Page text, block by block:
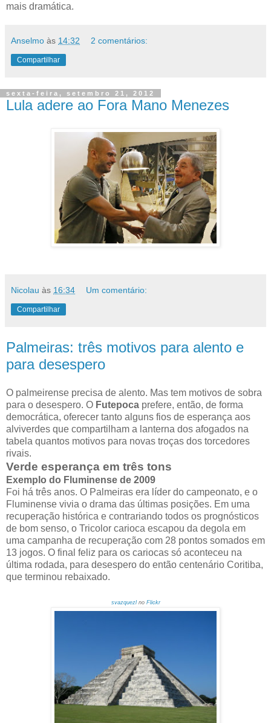
mais dramática.
Anselmo às 14:32 2 comentários:
Compartilhar
sexta-feira, setembro 21, 2012
Lula adere ao Fora Mano Menezes
Nicolau às 16:34 Um comentário:
Compartilhar
Palmeiras: três motivos para alento e
para desespero
O palmeirense precisa de alento. Mas tem motivos de sobra
para o desespero. O Futepoca prefere, então, de forma
democrática, oferecer tanto alguns fios de esperança aos
alviverdes que compartilham a lanterna dos afogados na
tabela quantos motivos para novas troças dos torcedores
rivais.
Verde esperança em três tons
Exemplo do Fluminense de 2009
Foi há três anos. O Palmeiras era líder do campeonato, e o
Fluminense vivia o drama das últimas posições. Em uma
recuperação histórica e contrariando todos os prognósticos
de bom senso, o Tricolor carioca escapou da degola em
uma campanha de recuperação com 28 pontos somados em
13 jogos. O final feliz para os cariocas só aconteceu na
última rodada, para desespero do então centenário Coritiba,
que terminou rebaixado.
svazquezlno Flickr